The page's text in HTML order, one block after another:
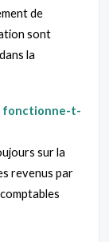
de
sont
la
fonctionne-t-
sur la
revenus par